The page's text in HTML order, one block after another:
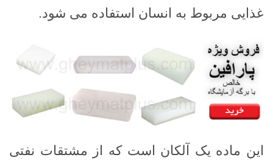
غذایی مربوط به انسان استفاده می شود.
این ماده یک آلکان است که از مشتقات نفتی